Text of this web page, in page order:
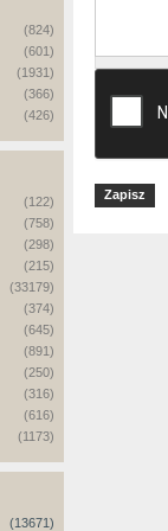
(824)
(601)
(1931)
(366)
(426)
(122)
(758)
(298)
(215)
(33179)
(374)
(645)
(891)
(250)
(316)
(616)
(1173)
(13671)